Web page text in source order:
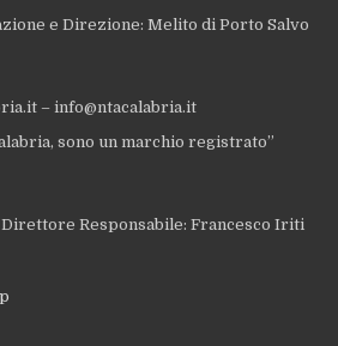
e Direzione: Melito di Porto Salvo
– info@ntacalabria.it
sono un marchio registrato”
Responsabile: Francesco Iriti